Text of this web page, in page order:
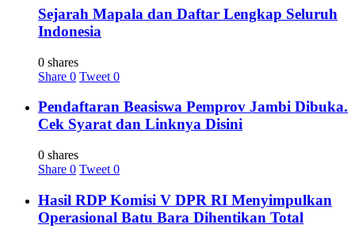
Sejarah Mapala dan Daftar Lengkap Seluruh
Indonesia
0 shares
Share 0 Tweet 0
Pendaftaran Beasiswa Pemprov Jambi Dibuka.
Cek Syarat dan Linknya Disini
0 shares
Share 0 Tweet 0
Hasil RDP Komisi V DPR RI Menyimpulkan
Operasional Batu Bara Dihentikan Total